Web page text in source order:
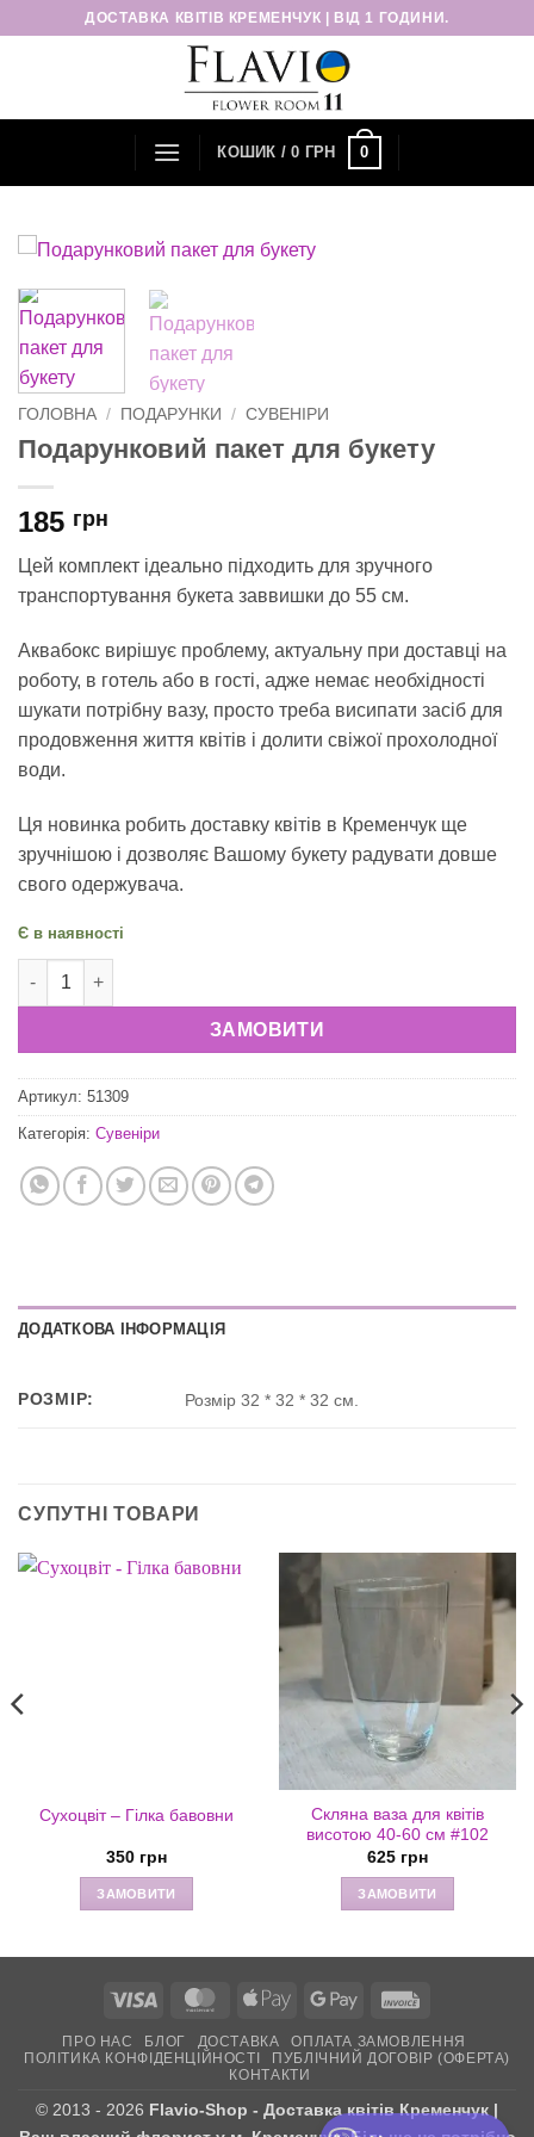
ПропуститиДОСТАВКА КВІТІВ КРЕМЕНЧУК | ВІД 1 ГОДИНИ.
КОШИК /0 ГРН 0
ГОЛОВНА / ПОДАРУНКИ / СУВЕНІРИ
Подарунковий пакет для букету
185 грн
Цей комплект ідеально підходить для зручного
транспортування букета заввишки до 55 см.
Аквабокс вирішує проблему, актуальну при доставці на
роботу, в готель або в гості, адже немає необхідності
шукати потрібну вазу, просто треба висипати засіб для
продовження життя квітів і долити свіжої прохолодної
води.
Ця новинка робить доставку квітів в Кременчук ще
зручнішою і дозволяє Вашому букету радувати довше
свого одержувача.
Є в наявності
Подарунковий пакет для букету кількість
ЗАМОВИТИ
Артикул: 51309
Категорія: Сувеніри
ДОДАТКОВА ІНФОРМАЦІЯ
РОЗМІР: Розмір 32 * 32 * 32 см.
СУПУТНІ ТОВАРИ
Сухоцвіт – Гілка бавовни
350 грн
ЗАМОВИТИ
Скляна ваза для квітів
висотою 40-60 см #102
625 грн
ЗАМОВИТИ
Visa MasterCardApple
Google
ПРО НАС БЛОГ ДОСТАВКА
ОПЛАТА ЗАМОВЛЕННЯ
ПОЛІТИКА КОНФІДЕНЦІЙНОСТІ
ПУБЛІЧНИЙ ДОГОВІР (ОФЕРТА)
КОНТАКТИ
© 2013 - 2026 Flavio-Shop - Доставка квітів Кременчук |